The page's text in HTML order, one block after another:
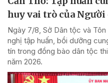
huy vai trò của Người
Ngày 7/8, Sở Dân tộc và
nghị tập huấn, bồi dưỡng
tín trong đồng bào dân tộc
năm 2026.